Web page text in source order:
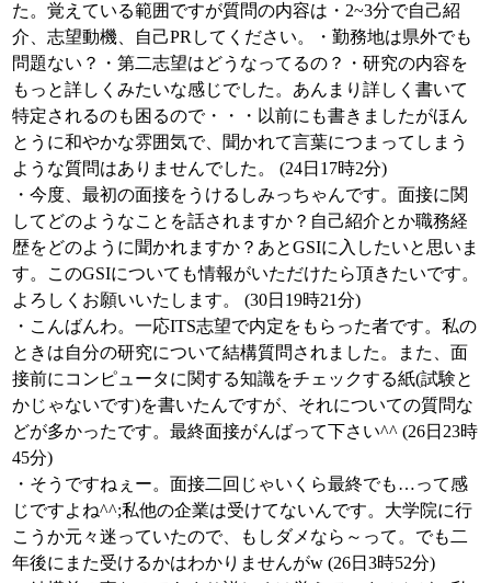
た。覚えている範囲ですが質問の内容は・2~3分で自己紹
介、志望動機、自己PRしてください。・勤務地は県外でも
問題ない？・第二志望はどうなってるの？・研究の内容を
もっと詳しくみたいな感じでした。あんまり詳しく書いて
特定されるのも困るので・・・以前にも書きましたがほん
とうに和やかな雰囲気で、聞かれて言葉につまってしまう
ような質問はありませんでした。 (24日17時2分)
・今度、最初の面接をうけるしみっちゃんです。面接に関
してどのようなことを話されますか？自己紹介とか職務経
歴をどのように聞かれますか？あとGSIに入したいと思いま
す。このGSIについても情報がいただけたら頂きたいです。
よろしくお願いいたします。 (30日19時21分)
・こんばんわ。一応ITS志望で内定をもらった者です。私の
ときは自分の研究について結構質問されました。また、面
接前にコンピュータに関する知識をチェックする紙(試験と
かじゃないです)を書いたんですが、それについての質問な
どが多かったです。最終面接がんばって下さい^^ (26日23時
45分)
・そうですねぇー。面接二回じゃいくら最終でも…って感
じですよね^^;私他の企業は受けてないんです。大学院に行
こうか元々迷っていたので、もしダメなら～って。でも二
年後にまた受けるかはわかりませんがw (26日3時52分)